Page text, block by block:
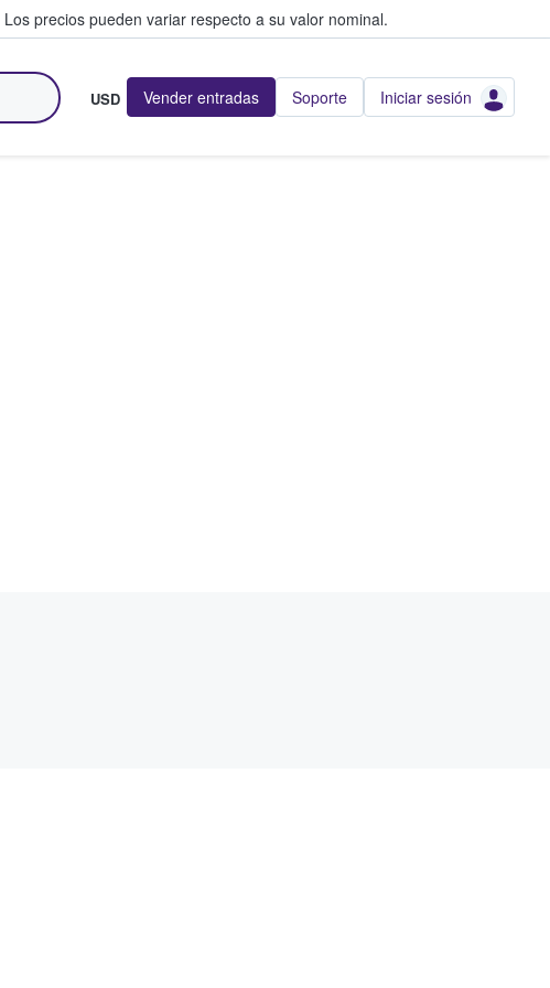
Los precios pueden variar respecto a su valor nominal.
USD Vender entradas Soporte Iniciar sesión